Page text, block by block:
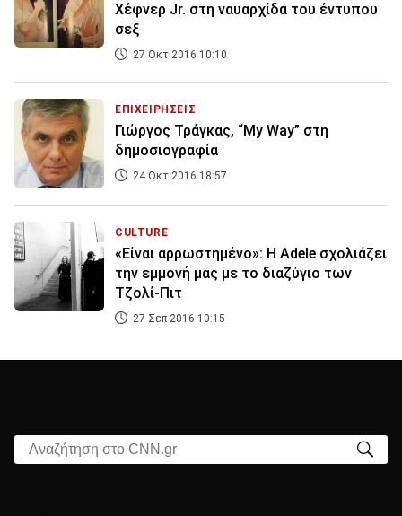
Χέφνερ Jr. στη ναυαρχίδα του έντυπου
σεξ
27 Οκτ 2016 10:10
ΕΠΙΧΕΙΡΗΣΕΙΣ
Γιώργος Τράγκας, “My Way” στη
δημοσιογραφία
24 Οκτ 2016 18:57
CULTURE
«Είναι αρρωστημένο»: Η Adele σχολιάζει
την εμμονή μας με το διαζύγιο των
Τζολί-Πιτ
27 Σεπ 2016 10:15
Αναζήτηση στο CNN.gr